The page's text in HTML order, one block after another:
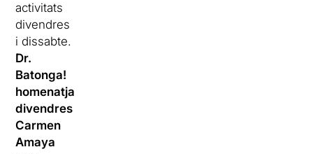
activitats
divendres
i dissabte.
Dr.
Batonga!
homenatja
divendres
Carmen
Amaya